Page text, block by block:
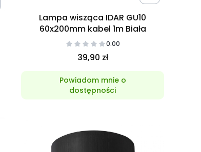
Lampa wisząca IDAR GU10
60x200mm kabel 1m Biała
0.00
39,90 zł
Powiadom mnie o
dostępności